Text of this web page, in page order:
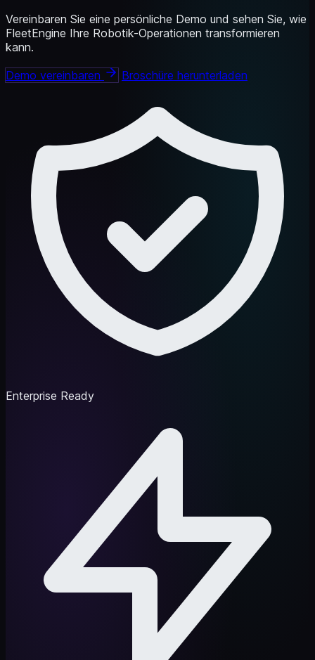
Vereinbaren Sie eine persönliche Demo und sehen Sie, wie
FleetEngine Ihre Robotik-Operationen transformieren
kann.
Demo vereinbaren
Broschüre herunterladen
Enterprise Ready